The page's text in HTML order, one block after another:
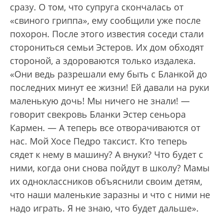
сразу. О том, что супруга скончалась от
«свиного гриппа», ему сообщили уже после
похорон. После этого известия соседи стали
сторониться семьи Эстеров. Их дом обходят
стороной, а здороваются только издалека.
«Они ведь разрешали ему быть с Бланкой до
последних минут ее жизни! Ей давали на руки
маленькую дочь! Мы ничего не знали! —
говорит свекровь Бланки Эстер сеньора
Кармен. — А теперь все отворачиваются от
нас. Мой Хосе Педро таксист. Кто теперь
сядет к нему в машину? А внуки? Что будет с
ними, когда они снова пойдут в школу? Мамы
их одноклассников объяснили своим детям,
что наши маленькие заразны и что с ними не
надо играть. Я не знаю, что будет дальше».